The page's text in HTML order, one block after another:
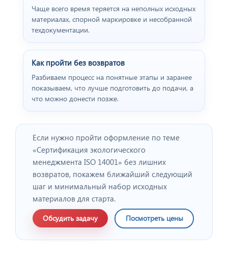
Чаще всего время теряется на неполных исходных
материалах, спорной маркировке и несобранной
техдокументации.
Как пройти без возвратов
Разбиваем процесс на понятные этапы и заранее
показываем, что лучше подготовить до подачи, а
что можно донести позже.
Если нужно пройти оформление по теме
«Сертификация экологического
менеджмента ISO 14001» без лишних
возвратов, покажем ближайший следующий
шаг и минимальный набор исходных
материалов для старта.
Обсудить задачу Посмотреть цены